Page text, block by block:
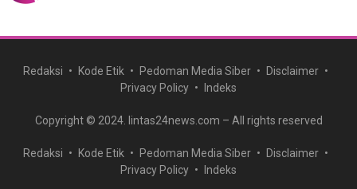
Redaksi Kode Etik Pedoman Media Siber
Disclaimer
Privacy Policy
Indeks
Copyright © 2024. lintas24news.com – All rights reserved
Redaksi Kode Etik Pedoman Media Siber
Disclaimer
Privacy Policy
Indeks